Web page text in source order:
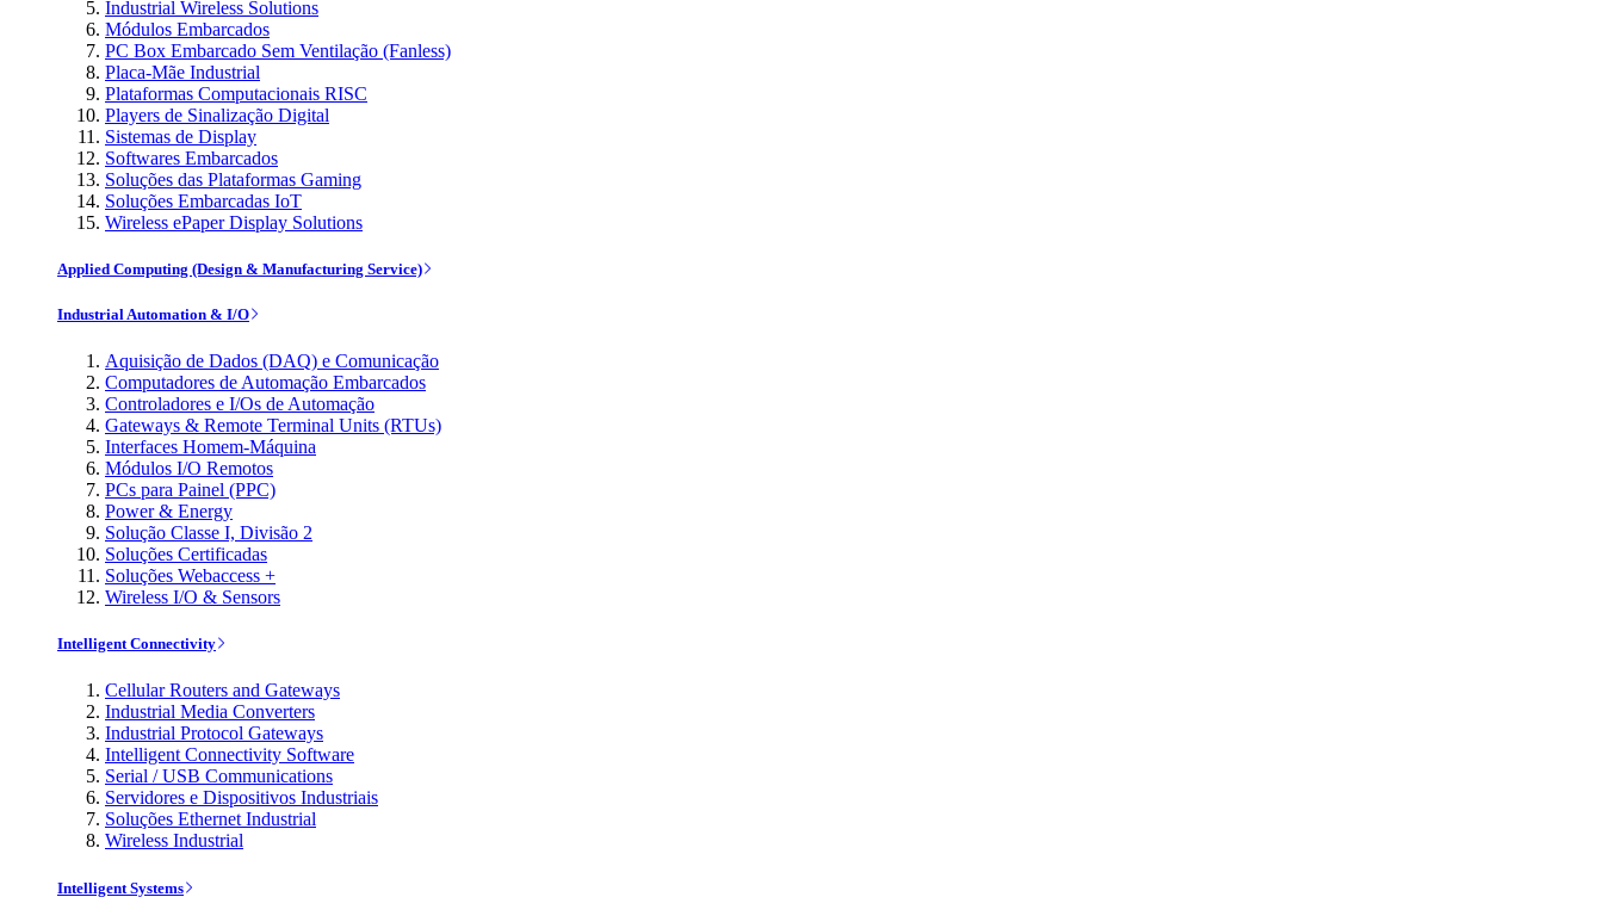
Industrial Wireless Solutions
Módulos Embarcados
PC Box Embarcado Sem Ventilação (Fanless)
Placa-Mãe Industrial
Plataformas Computacionais RISC
Players de Sinalização Digital
Sistemas de Display
Softwares Embarcados
Soluções das Plataformas Gaming
Soluções Embarcadas IoT
Wireless ePaper Display Solutions
Applied Computing (Design & Manufacturing Service)
Industrial Automation & I/O
Aquisição de Dados (DAQ) e Comunicação
Computadores de Automação Embarcados
Controladores e I/Os de Automação
Gateways & Remote Terminal Units (RTUs)
Interfaces Homem-Máquina
Módulos I/O Remotos
PCs para Painel (PPC)
Power & Energy
Solução Classe I, Divisão 2
Soluções Certificadas
Soluções Webaccess +
Wireless I/O & Sensors
Intelligent Connectivity
Cellular Routers and Gateways
Industrial Media Converters
Industrial Protocol Gateways
Intelligent Connectivity Software
Serial / USB Communications
Servidores e Dispositivos Industriais
Soluções Ethernet Industrial
Wireless Industrial
Intelligent Systems